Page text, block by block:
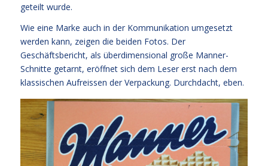
geteilt wurde.
Wie eine Marke auch in der Kommunikation umgesetzt
werden kann, zeigen die beiden Fotos. Der
Geschäftsbericht, als überdimensional große Manner-
Schnitte getarnt, eröffnet sich dem Leser erst nach dem
klassischen Aufreissen der Verpackung. Durchdacht, eben.